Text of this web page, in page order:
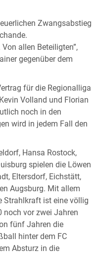
Zwangsabstieg
allen Beteiligten”,
gegenüber dem
für die Regionalliga
Volland und Florian
noch in den
wird in jedem Fall den
Hansa Rostock,
spielen die Löwen
Eltersdorf, Eichstätt,
Augsburg. Mit allem
Strahlkraft ist eine völlig
noch vor zwei Jahren
fünf Jahren die
hinter dem FC
Absturz in die